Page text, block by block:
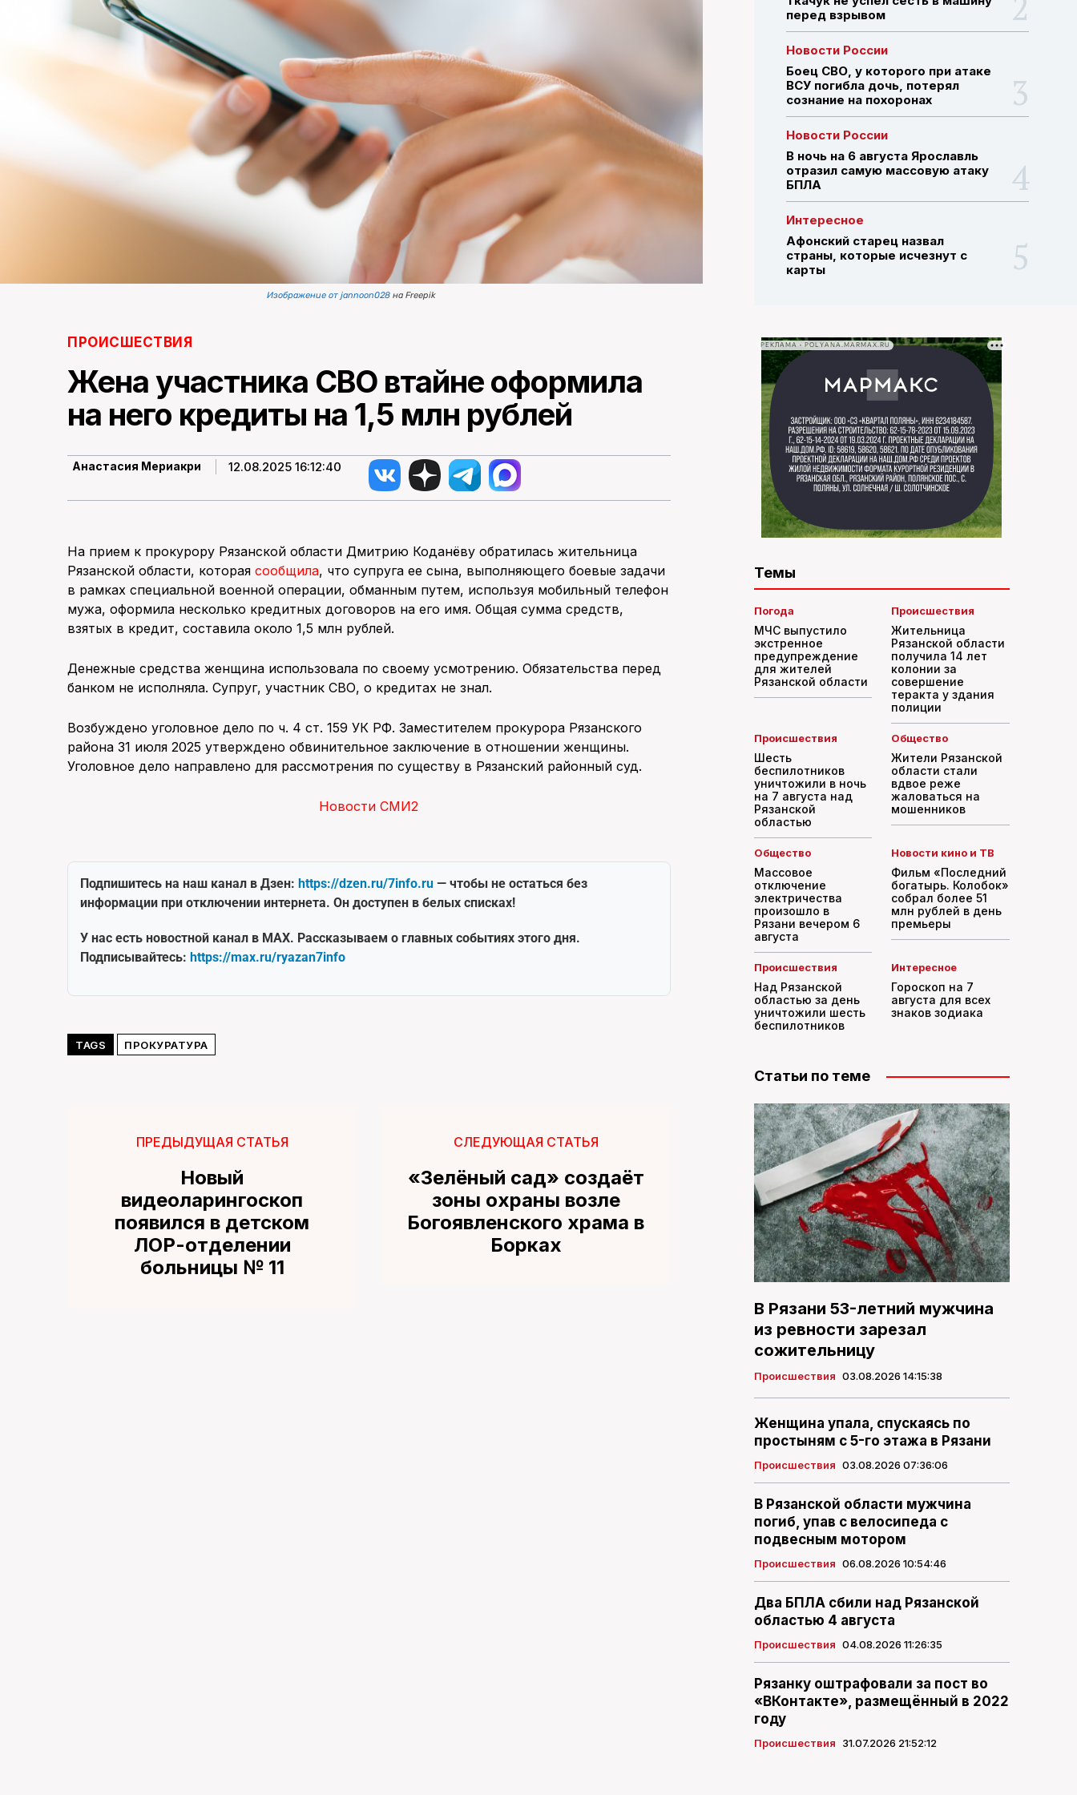
ПОИСК ПО САЙТУ
Изображение от jannoon028на Freepik
ПРОИСШЕСТВИЯ
Жена участника СВО втайне оформила
на него кредиты на 1,5 млн рублей
Анастасия Мериакри 12.08.2025 16:12:40
На прием к прокурору Рязанской области Дмитрию Коданёву обратилась жительница
Рязанской области, которая сообщила, что супруга ее сына, выполняющего боевые задачи
в рамках специальной военной операции, обманным путем, используя мобильный телефон
мужа, оформила несколько кредитных договоров на его имя. Общая сумма средств,
взятых в кредит, составила около 1,5 млн рублей.
Денежные средства женщина использовала по своему усмотрению. Обязательства перед
банком не исполняла. Супруг, участник СВО, о кредитах не знал.
Возбуждено уголовное дело по ч. 4 ст. 159 УК РФ. Заместителем прокурора Рязанского
района 31 июля 2025 утверждено обвинительное заключение в отношении женщины.
Уголовное дело направлено для рассмотрения по существу в Рязанский районный суд.
Новости СМИ2
Подпишитесь на наш канал в Дзен: https://dzen.ru/7info.ru — чтобы не остаться без
информации при отключении интернета. Он доступен в белых списках!
У нас есть новостной канал в MAX. Рассказываем о главных событиях этого дня.
Подписывайтесь: https://max.ru/ryazan7info
TAGS ПРОКУРАТУРА
ПРЕДЫДУЩАЯ СТАТЬЯ
Новый
видеоларингоскоп
появился в детском
ЛОР-отделении
больницы № 11
СЛЕДУЮЩАЯ СТАТЬЯ
«Зелёный сад» создаёт
зоны охраны возле
Богоявленского храма в
Борках
перед взрывом
Новости России
Боец СВО, у которого при атаке
ВСУ погибла дочь, потерял
сознание на похоронах
Новости России
В ночь на 6 августа Ярославль
отразил самую массовую атаку
БПЛА
Интересное
Афонский старец назвал
страны, которые исчезнут с
карты
РЕКЛАМА • POLYANA.MARMAX.RU
Темы
Погода
МЧС выпустило
экстренное
предупреждение
для жителей
Рязанской области
Происшествия
Жительница
Рязанской области
получила 14 лет
колонии за
совершение
теракта у здания
полиции
Происшествия
Шесть
беспилотников
уничтожили в ночь
на 7 августа над
Рязанской
областью
Общество
Жители Рязанской
области стали
вдвое реже
жаловаться на
мошенников
Общество
Массовое
отключение
электричества
произошло в
Рязани вечером 6
августа
Новости кино и ТВ
Фильм «Последний
богатырь. Колобок»
собрал более 51
млн рублей в день
премьеры
Происшествия
Над Рязанской
областью за день
уничтожили шесть
беспилотников
Интересное
Гороскоп на 7
августа для всех
знаков зодиака
Статьи по теме
В Рязани 53-летний мужчина
из ревности зарезал
сожительницу
Происшествия 03.08.2026 14:15:38
Женщина упала, спускаясь по
простыням с 5-го этажа в Рязани
Происшествия 03.08.2026 07:36:06
В Рязанской области мужчина
погиб, упав с велосипеда с
подвесным мотором
Происшествия 06.08.2026 10:54:46
Два БПЛА сбили над Рязанской
областью 4 августа
Происшествия 04.08.2026 11:26:35
Рязанку оштрафовали за пост во
«ВКонтакте», размещённый в 2022
году
Происшествия 31.07.2026 21:52:12